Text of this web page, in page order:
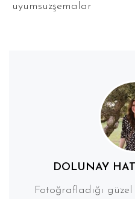
uyumsuzşemalar
DOLUNAY
Fotoğrafladığı